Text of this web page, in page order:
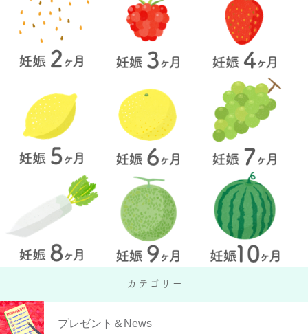
プレゼント＆News